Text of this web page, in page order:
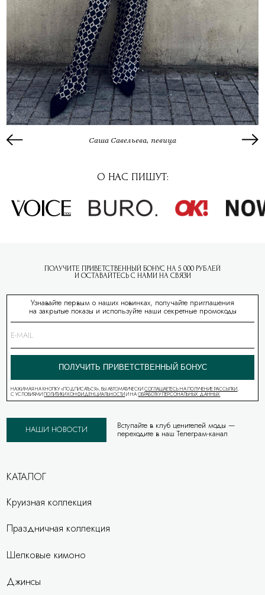
Саша Савельева, певица
О НАС ПИШУТ:
КАТАЛОГ
Круизная коллекция
Праздничная коллекция
Шелковые кимоно
Джинсы
ПОЛУЧИТЕ ПРИВЕТСТВЕННЫЙ БОНУС НА 5 000 РУБЛЕЙ
И ОСТАВАЙТЕСЬ С НАМИ НА СВЯЗИ
Узнавайте первым о наших новинках, получайте приглашения
на закрытые показы и используйте наши секретные промокоды
ПОЛУЧИТЬ ПРИВЕТСТВЕННЫЙ БОНУС
НАЖИМАЯ НА КНОПКУ «ПОДПИСАТЬСЯ», ВЫ АВТОМАТИЧЕСКИСОГЛАШАЕТЕСЬ НА ПОЛУЧЕНИЕ РАССЫЛКИ,
С УСЛОВИЯМИПОЛИТИКИ КОНФИДЕНЦИАЛЬНОСТИИ НАОБРАБОТКУ ПЕРСОНАЛЬНЫХ ДАННЫХ
НАШИ НОВОСТИ Вступайте в клуб ценителей моды —
переходите в наш Телеграм-канал